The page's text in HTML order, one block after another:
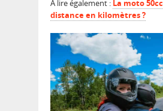
A lire également : La moto
distance en kilomètres ?